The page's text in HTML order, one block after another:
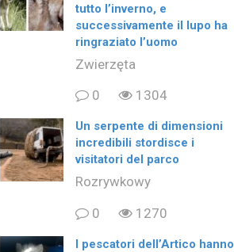
tutto l’inverno, e
successivamente il lupo ha
ringraziato l’uomo
Zwierzęta
0
1304
Un serpente di dimensioni
incredibili stordisce i
visitatori del parco
Rozrywkowy
0
1270
I pescatori dell’Artico hanno